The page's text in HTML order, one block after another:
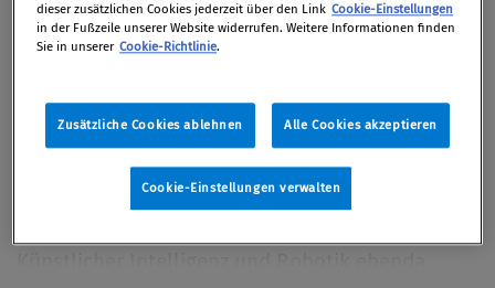
Artikel auf Xing teilen
Artikel auf linkedIn teilen
Artikel auf Facebook teilen
Artikellink kopieren
Artikel per Mail teilen
Vita
Stefan Rummer, BSc ist Daten-, Machine-
Learning- und Cloud-Ingenieur mit einem
Bachelor-Abschluss in Elektrotechnik und
Computertechnik der Technischen Universität
dieser zusätzlichen Cookies jederzeit über den Link Cookie-Einstellungen
in der Fußzeile unserer Website widerrufen. Weitere Informationen finden
Sie in unserer Cookie-Richtlinie.
Zusätzliche Cookies ablehnen Alle Cookies akzeptieren
Cookie-Einstellungen verwalten